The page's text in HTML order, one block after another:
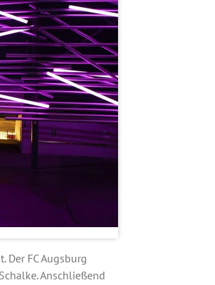
FC Augsburg
Anschließend